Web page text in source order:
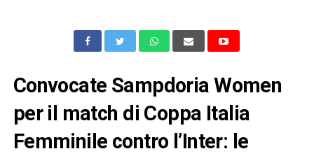
Convocate Sampdoria Women
per il match di Coppa Italia
Femminile contro l’Inter: le